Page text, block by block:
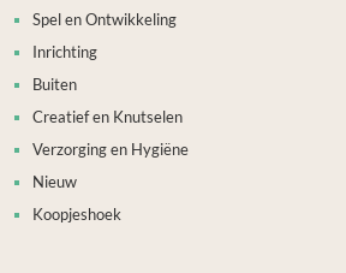
Spel en Ontwikkeling
Inrichting
Buiten
Creatief en Knutselen
Verzorging en Hygiëne
Nieuw
Koopjeshoek